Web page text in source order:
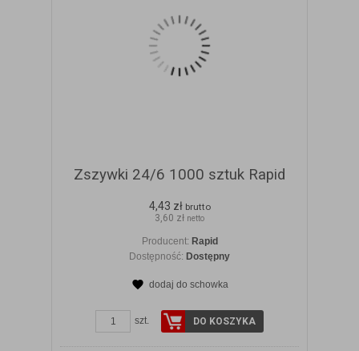
Zszywki 24/6 1000 sztuk Rapid
4,43 zł brutto
3,60 zł netto
Producent: Rapid
Dostępność: Dostępny
dodaj do schowka
szt. DO KOSZYKA